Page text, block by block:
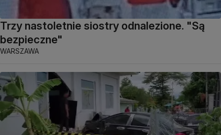
Trzy nastoletnie siostry odnalezione. "Są
bezpieczne"
WARSZAWA